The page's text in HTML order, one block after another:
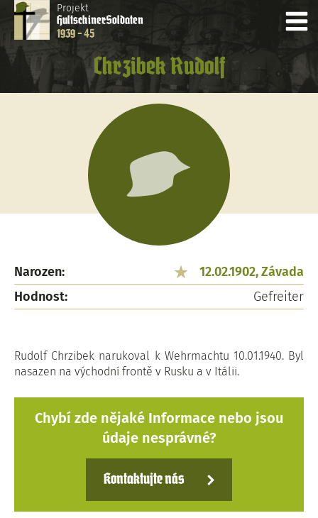
Projekt
HultschinerSoldaten
1939 - 45
Chrzibek Rudolf
Narozen:
12.02.1902, Závada
Hodnost:
Gefreiter
Rudolf Chrzibek narukoval k Wehrmachtu 10.01.1940. Byl
nasazen na východní frontě v Rusku a v Itálii.
Chybí zde nějaké Informace nebo jsou
údaje nesprávné?
Kontaktujte nás